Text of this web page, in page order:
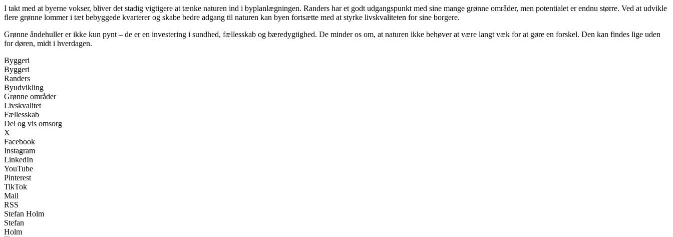
I takt med at byerne vokser, bliver det stadig vigtigere at tænke naturen ind i byplanlægningen. Randers har et godt udgangspunkt med sine mange grønne områder, men potentialet er endnu større. Ved at udvikle
flere grønne lommer i tæt bebyggede kvarterer og skabe bedre adgang til naturen kan byen fortsætte med at styrke livskvaliteten for sine borgere.
Grønne åndehuller er ikke kun pynt – de er en investering i sundhed, fællesskab og bæredygtighed. De minder os om, at naturen ikke behøver at være langt væk for at gøre en forskel. Den kan findes lige uden
for døren, midt i hverdagen.
Byggeri
Byggeri
Randers
Byudvikling
Grønne områder
Livskvalitet
Fællesskab
Del og vis omsorg
X
Facebook
Instagram
LinkedIn
YouTube
Pinterest
TikTok
Mail
RSS
Stefan Holm
Stefan
Holm